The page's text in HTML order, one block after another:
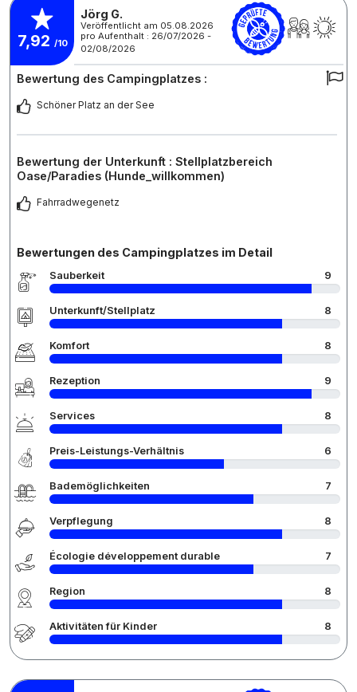
7,92 /10
Jörg G.
Veröffentlicht am 05.08.2026
pro Aufenthalt : 26/07/2026 -
02/08/2026
Bewertung des Campingplatzes :
Schöner Platz an der See
Bewertung der Unterkunft : Stellplatzbereich
Oase/Paradies (Hunde_willkommen)
Fahrradwegenetz
Bewertungen des Campingplatzes im Detail
Sauberkeit 9
Unterkunft/Stellplatz 8
Komfort 8
Rezeption 9
Services 8
Preis-Leistungs-Verhältnis 6
Bademöglichkeiten 7
Verpflegung 8
Écologie développement durable 7
Region 8
Aktivitäten für Kinder 8